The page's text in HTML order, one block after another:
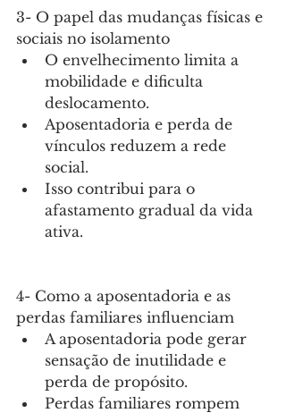
3- O papel das mudanças físicas e
sociais no isolamento
O envelhecimento limita a
mobilidade e dificulta
deslocamento.
Aposentadoria e perda de
vínculos reduzem a rede
social.
Isso contribui para o
afastamento gradual da vida
ativa.
4- Como a aposentadoria e as
perdas familiares influenciam
A aposentadoria pode gerar
sensação de inutilidade e
perda de propósito.
Perdas familiares rompem